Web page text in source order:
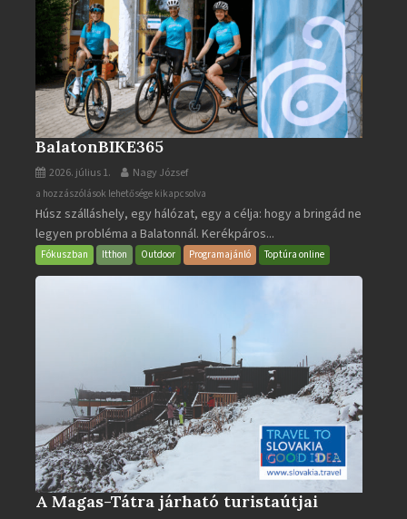
BalatonBIKE365
2026. július 1. Nagy József
BalatonBIKE365
bejegyzéshez
a hozzászólások lehetősége kikapcsolva
Húsz szálláshely, egy hálózat, egy a célja: hogy a bringád ne
legyen probléma a Balatonnál. Kerékpáros...
Fókuszban Itthon Outdoor Programajánló Toptúra online
A Magas-Tátra járható turistaútjai